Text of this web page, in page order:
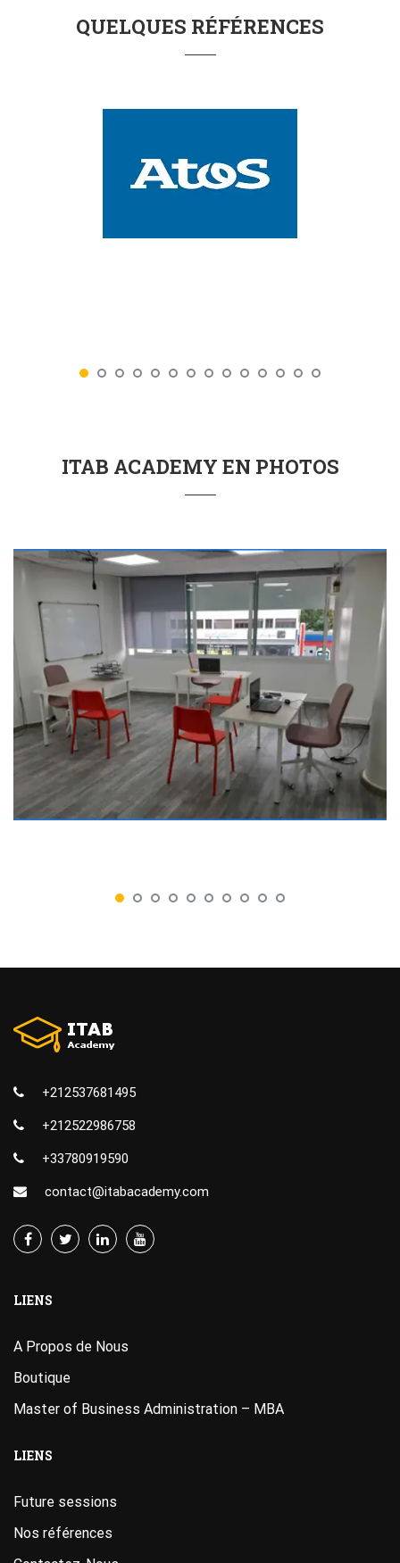
QUELQUES RÉFÉRENCES
ITAB ACADEMY EN PHOTOS
+212537681495
+212522986758
+33780919590
contact@itabacademy.com
LIENS
A Propos de Nous
Boutique
Master of Business Administration – MBA
LIENS
Future sessions
Nos références